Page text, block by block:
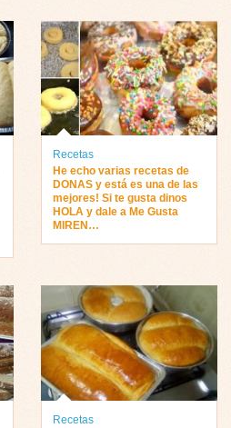
Recetas
He echo varias recetas de
DONAS y está es una de las
mejores! Si te gusta dinos
HOLA y dale a Me Gusta
MIREN…
Recetas